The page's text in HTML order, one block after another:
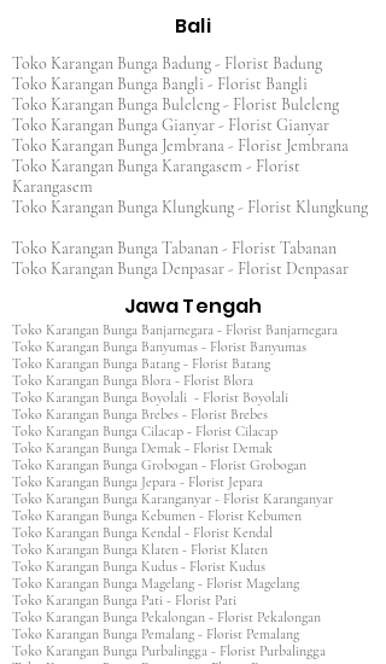
Bali
Toko Karangan Bunga Badung - Florist Badung
Toko Karangan Bunga Bangli - Florist Bangli
Toko Karangan Bunga Buleleng - Florist Buleleng
Toko Karangan Bunga Gianyar - Florist Gianyar
Toko Karangan Bunga Jembrana - Florist Jembrana
Toko Karangan Bunga Karangasem - Florist
Karangasem
Toko Karangan Bunga Klungkung - Florist Klungkung
Toko Karangan Bunga Tabanan - Florist Tabanan
Toko Karangan Bunga Denpasar - Florist Denpasar
Jawa Tengah
Toko Karangan Bunga Banjarnegara - Florist Banjarnegara
Toko Karangan Bunga Banyumas - Florist Banyumas
Toko Karangan Bunga Batang - Florist Batang
Toko Karangan Bunga Blora - Florist Blora
Toko Karangan Bunga Boyolali - Florist Boyolali
Toko Karangan Bunga Brebes - Florist Brebes
Toko Karangan Bunga Cilacap - Florist Cilacap
Toko Karangan Bunga Demak - Florist Demak
Toko Karangan Bunga Grobogan - Florist Grobogan
Toko Karangan Bunga Jepara - Florist Jepara
Toko Karangan Bunga Karanganyar - Florist Karanganyar
Toko Karangan Bunga Kebumen - Florist Kebumen
Toko Karangan Bunga Kendal - Florist Kendal
Toko Karangan Bunga Klaten - Florist Klaten
Toko Karangan Bunga Kudus - Florist Kudus
Toko Karangan Bunga Magelang - Florist Magelang
Toko Karangan Bunga Pati - Florist Pati
Toko Karangan Bunga Pekalongan - Florist Pekalongan
Toko Karangan Bunga Pemalang - Florist Pemalang
Toko Karangan Bunga Purbalingga - Florist Purbalingga